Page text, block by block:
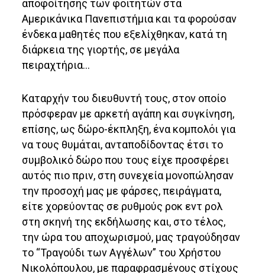
αποφοίτησης των φοιτητών στα
Αμερικάνικα Πανεπιστήμια και τα φορούσαν
ένδεκα μαθητές που εξελίχθηκαν, κατά τη
διάρκεια της γιορτής, σε μεγάλα
πειραχτήρια…
Καταρχήν του διευθυντή τους, στον οποίο
πρόσφεραν με αρκετή αγάπη και συγκίνηση,
επίσης, ως δώρο-έκπληξη, ένα κομπολόι για
να τους θυμάται, ανταποδίδοντας έτσι το
συμβολικό δώρο που τους είχε προσφέρει
αυτός πιο πριν, στη συνεχεία μονοπώλησαν
την προσοχή μας με φάρσες, πειράγματα,
είτε χορεύοντας σε ρυθμούς ροκ εντ ρολ
στη σκηνή της εκδήλωσης και, στο τέλος,
την ώρα του αποχωρισμού, μας τραγούδησαν
το “Τραγούδι των Αγγέλων” του Χρήστου
Νικολόπουλου, με παραφρασμένους στίχους